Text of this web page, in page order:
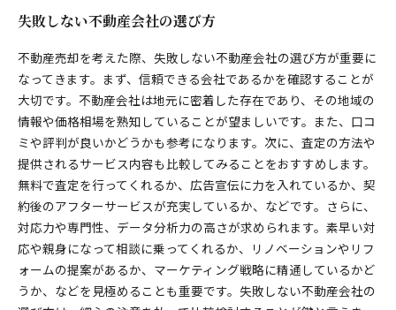
失敗しない不動産会社の選び方
不動産売却を考えた際、失敗しない不動産会社の選び方が重要に
なってきます。まず、信頼できる会社であるかを確認することが
大切です。不動産会社は地元に密着した存在であり、その地域の
情報や価格相場を熟知していることが望ましいです。また、口コ
ミや評判が良いかどうかも参考になります。次に、査定の方法や
提供されるサービス内容も比較してみることをおすすめします。
無料で査定を行ってくれるか、広告宣伝に力を入れているか、契
約後のアフターサービスが充実しているか、などです。さらに、
対応力や専門性、データ分析力の高さが求められます。素早い対
応や親身になって相談に乗ってくれるか、リノベーションやリフ
ォームの提案があるか、マーケティング戦略に精通しているかど
うか、などを見極めることも重要です。失敗しない不動産会社の